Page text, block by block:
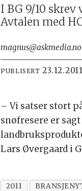
I BG 9/10
Avtalen med
magnus@askmedia.no
PUBLISERT
– Vi satser stort
snøfresere er
Lars Øvergaard i
2011